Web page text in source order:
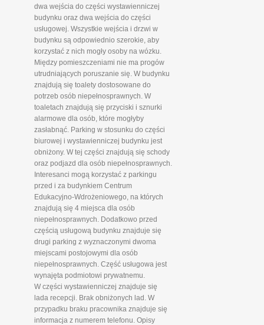
dwa wejścia do części wystawienniczej
budynku oraz dwa wejścia do części
usługowej. Wszystkie wejścia i drzwi w
budynku są odpowiednio szerokie, aby
korzystać z nich mogły osoby na wózku.
Między pomieszczeniami nie ma progów
utrudniających poruszanie się. W budynku
znajdują się toalety dostosowane do
potrzeb osób niepełnosprawnych. W
toaletach znajdują się przyciski i sznurki
alarmowe dla osób, które mogłyby
zasłabnąć. Parking w stosunku do części
biurowej i wystawienniczej budynku jest
obniżony. W tej części znajdują się schody
oraz podjazd dla osób niepełnosprawnych.
Interesanci mogą korzystać z parkingu
przed i za budynkiem Centrum
Edukacyjno-Wdrożeniowego, na których
znajdują się 4 miejsca dla osób
niepełnosprawnych. Dodatkowo przed
częścią usługową budynku znajduje się
drugi parking z wyznaczonymi dwoma
miejscami postojowymi dla osób
niepełnosprawnych. Część usługowa jest
wynajęta podmiotowi prywatnemu.
W części wystawienniczej znajduje się
lada recepcji. Brak obniżonych lad. W
przypadku braku pracownika znajduje się
informacja z numerem telefonu. Opisy